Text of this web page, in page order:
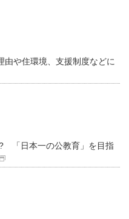
由や住環境、支援制度などに
「日本一の公教育」を目指